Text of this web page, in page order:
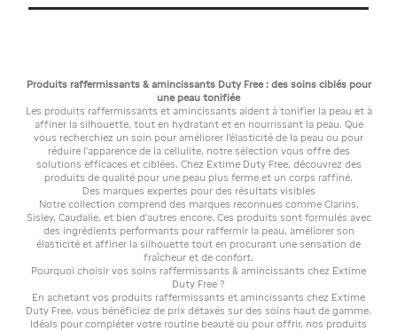
Produits raffermissants & amincissants Duty Free : des soins ciblés pour
une peau tonifiée
Les produits raffermissants et amincissants aident à tonifier la peau et à
affiner la silhouette, tout en hydratant et en nourrissant la peau. Que
vous recherchiez un soin pour améliorer l’élasticité de la peau ou pour
réduire l’apparence de la cellulite, notre sélection vous offre des
solutions efficaces et ciblées. Chez Extime Duty Free, découvrez des
produits de qualité pour une peau plus ferme et un corps raffiné.
Des marques expertes pour des résultats visibles
Notre collection comprend des marques reconnues comme Clarins,
Sisley, Caudalie, et bien d’autres encore. Ces produits sont formulés avec
des ingrédients performants pour raffermir la peau, améliorer son
élasticité et affiner la silhouette tout en procurant une sensation de
fraîcheur et de confort.
Pourquoi choisir vos soins raffermissants & amincissants chez Extime
Duty Free ?
En achetant vos produits raffermissants et amincissants chez Extime
Duty Free, vous bénéficiez de prix détaxés sur des soins haut de gamme.
Idéals pour compléter votre routine beauté ou pour offrir, nos produits